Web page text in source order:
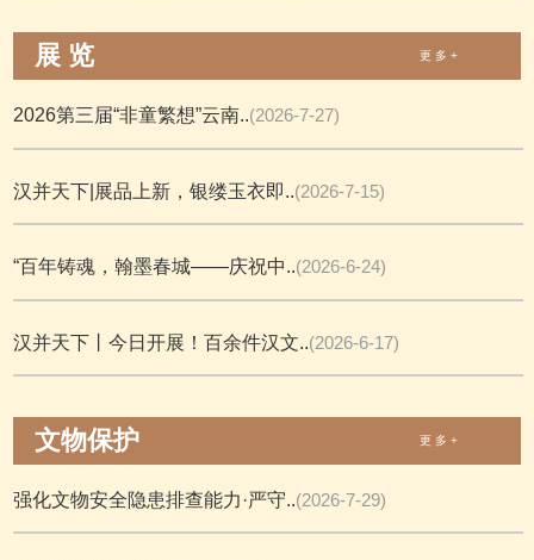
展 览 更 多 +
2026第三届“非童繁想”云南..(2026-7-27)
汉并天下|展品上新，银缕玉衣即..(2026-7-15)
“百年铸魂，翰墨春城——庆祝中..(2026-6-24)
汉并天下丨今日开展！百余件汉文..(2026-6-17)
文物保护 更 多 +
强化文物安全隐患排查能力·严守..(2026-7-29)